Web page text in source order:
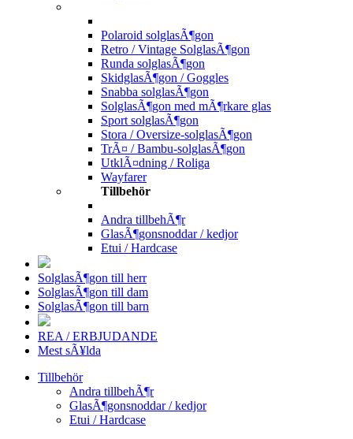
Polaroid solglasÃ¶gon
Retro / Vintage SolglasÃ¶gon
Runda solglasÃ¶gon
SkidglasÃ¶gon / Goggles
Snabba solglasÃ¶gon
SolglasÃ¶gon med mÃ¶rkare glas
Sport solglasÃ¶gon
Stora / Oversize-solglasÃ¶gon
TrÃ¤ / Bambu-solglasÃ¶gon
UtklÃ¤dning / Roliga
Wayfarer
Tillbehör
Andra tillbehÃ¶r
GlasÃ¶gonsnoddar / kedjor
Etui / Hardcase
SolglasÃ¶gon till herr
SolglasÃ¶gon till dam
SolglasÃ¶gon till barn
REA / ERBJUDANDE
Mest sÃ¥lda
Tillbehör
Andra tillbehÃ¶r
GlasÃ¶gonsnoddar / kedjor
Etui / Hardcase